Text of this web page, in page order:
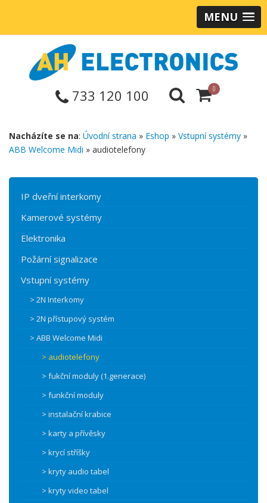
MENU
733 120 100 0
Nacházíte se na: Úvodní strana » Eshop » Vstupní systémy »
ABB Welcome Midi » audiotelefony
IP dveřní interkomy
Kamerové systémy
Elektronika
Požární signalizace
Vstupní systémy
> 2N Interkomy
> 2N přístupový systém
> ABB Welcome Midi
> audiotelefony
> fukční moduly (1.generace)
> funkční moduly
> instalační krabice
> karty a přívěsky
> krycí stříšky
> kryty audio tabel
> kryty video tabel